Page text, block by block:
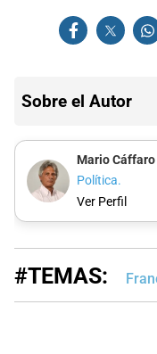
Sobre el Autor
Mario Cáffaro
Política.
Ver Perfil
#TEMAS: